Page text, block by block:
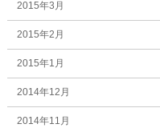
2015年3月
2015年2月
2015年1月
2014年12月
2014年11月